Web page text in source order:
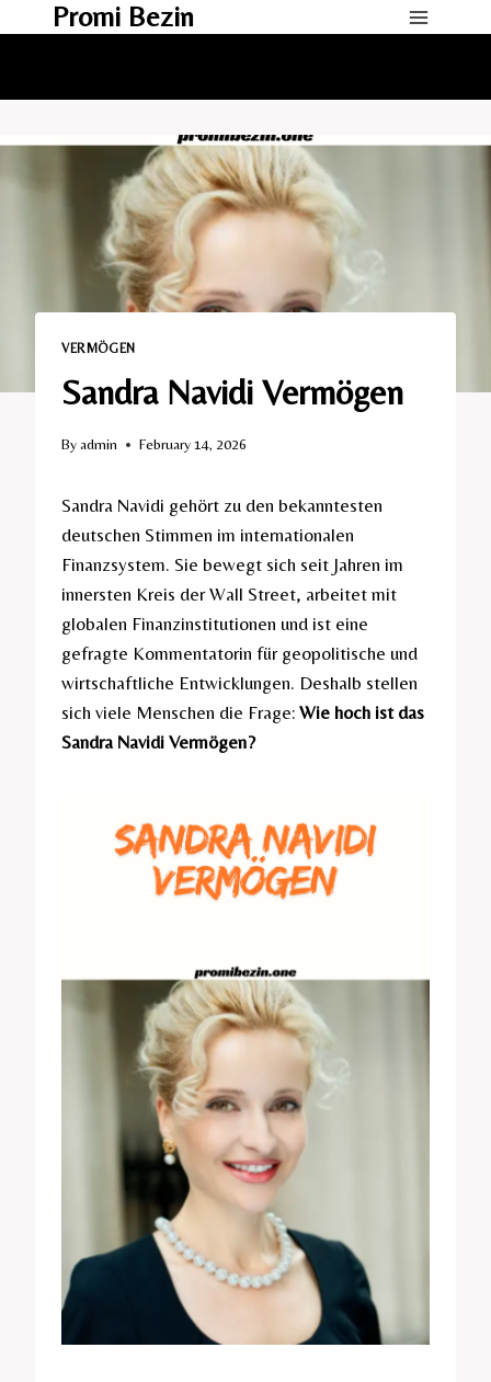
Promi Bezin
VERMÖGEN
Sandra Navidi Vermögen
Byadmin February 14, 2026
Sandra Navidi gehört zu den bekanntesten
deutschen Stimmen im internationalen
Finanzsystem. Sie bewegt sich seit Jahren im
innersten Kreis der Wall Street, arbeitet mit
globalen Finanzinstitutionen und ist eine
gefragte Kommentatorin für geopolitische und
wirtschaftliche Entwicklungen. Deshalb stellen
sich viele Menschen die Frage: Wie hoch ist das
Sandra Navidi Vermögen?